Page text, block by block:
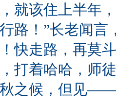
就该住上半年
路！”长老闻言
快走路，再莫
打着哈哈，师
秋之候，但见——